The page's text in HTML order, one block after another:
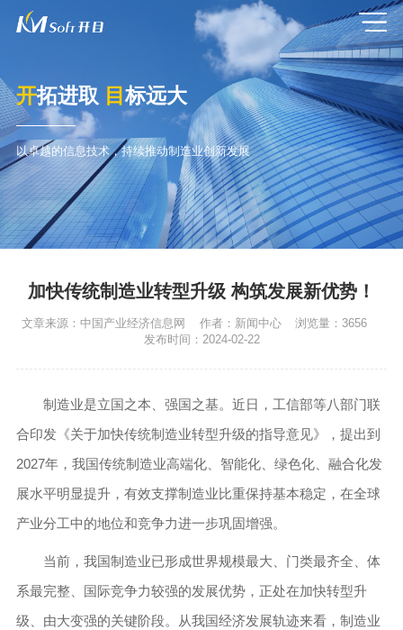
开拓进取 目 标远大
以卓越的信息技术，持续推动制造业创新发展
加快传统制造业转型升级 构筑发展新优势！
文章来源：中国产业经济信息网 作者： 新闻中心 浏览量： 3656
发布时间： 2024-02-22
制造业是立国之本、强国之基。近日，工信部等八部门联
合印发《关于加快传统制造业转型升级的指导意见》，提出到
2027年，我国传统制造业高端化、智能化、绿色化、融合化发
展水平明显提升，有效支撑制造业比重保持基本稳定，在全球
产业分工中的地位和竞争力进一步巩固增强。
当前，我国制造业已形成世界规模最大、门类最齐全、体
系最完整、国际竞争力较强的发展优势，正处在加快转型升
级、由大变强的关键阶段。从我国经济发展轨迹来看，制造业